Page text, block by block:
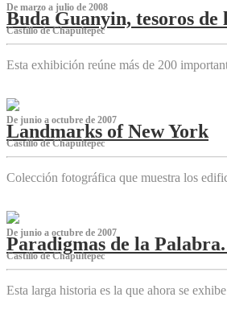
De marzo a julio de 2008
Buda Guanyin, tesoros de
Castillo de Chapultepec
Esta exhibición reúne más de 200
De junio a octubre de 2007
Landmarks of New York
Castillo de Chapultepec
Colección fotográfica que muestra los
De junio a octubre de 2007
Paradigmas de la
Castillo de Chapultepec
Esta larga historia es la que ahora se